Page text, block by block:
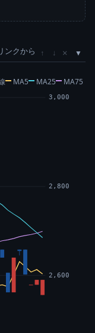
ンクから ↑ ↓ ×
MA5 MA25 MA75
2,600
2,800
3,000